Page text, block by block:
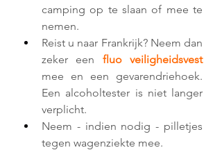
camping op te slaan of mee te
nemen.
Reist u naar Frankrijk? Neem dan
zeker een
fluo veiligheidsvest
mee en een gevarendriehoek.
Een alcoholtester is niet langer
verplicht.
Neem - indien nodig - pilletjes
tegen wagenziekte mee.